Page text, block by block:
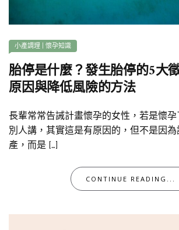
小產調理 懷孕知識
胎停是什麼？發生胎停的5大
原因與降低風險的方法
長輩常常告誡計畫懷孕的女性，若是懷
別人講，其實這是有原因的，但不是因
產，而是 […]
CONTINUE READING...